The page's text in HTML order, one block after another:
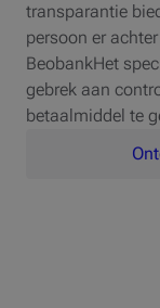
transparantie
persoon er
BeobankHet
gebrek aan
betaalmiddel te